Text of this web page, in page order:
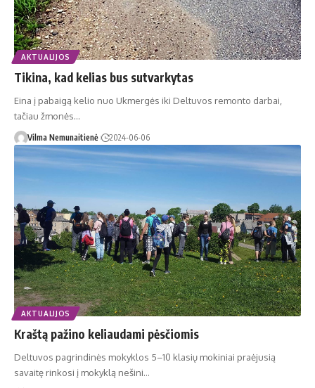
AKTUALIJOS
Tikina, kad kelias bus sutvarkytas
Eina į pabaigą kelio nuo Ukmergės iki Deltuvos remonto darbai,
tačiau žmonės…
Vilma Nemunaitienė 2024-06-06
AKTUALIJOS
Kraštą pažino keliaudami pėsčiomis
Deltuvos pagrindinės mokyklos 5–10 klasių mokiniai praėjusią
savaitę rinkosi į mokyklą nešini…